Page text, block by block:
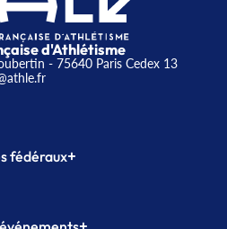
d'Athlétisme
- 75640 Paris Cedex 13
fédéraux+